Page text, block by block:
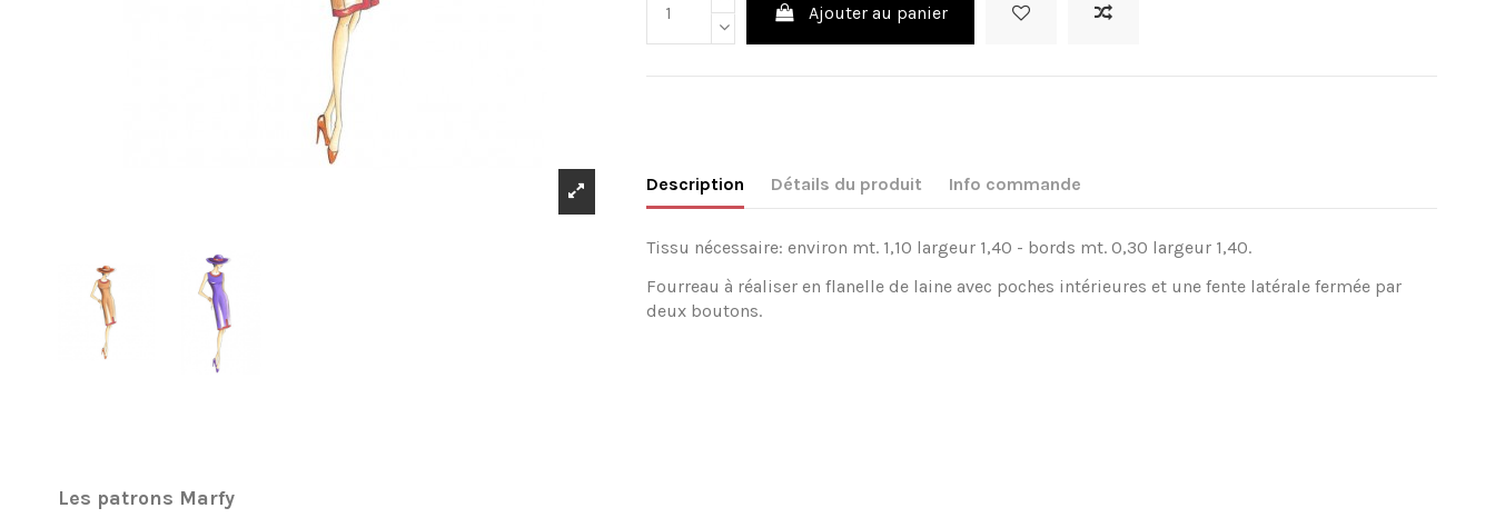
Ajouter au panier
Description Détails du produit Info commande
Tissu nécessaire: environ mt. 1,10 largeur 1,40 - bords mt. 0,30 largeur 1,40.
Fourreau à réaliser en flanelle de laine avec poches intérieures et une fente latérale fermée par
deux boutons.
Les patrons Marfy